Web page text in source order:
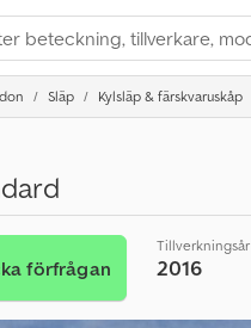
Släp Kylsläp & färskvaruskåp
förfrågan
Tillverkningsår
2016